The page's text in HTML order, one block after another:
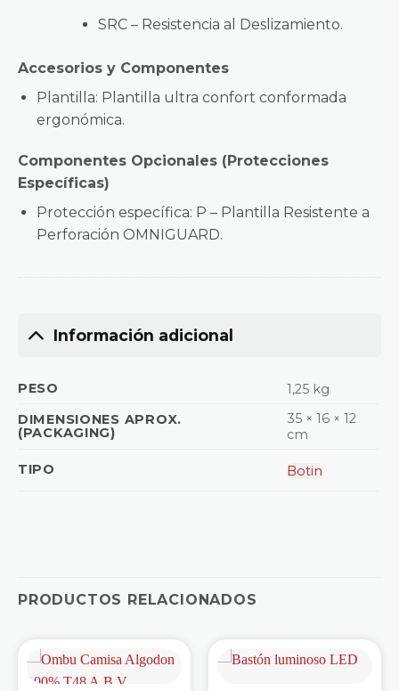
SRC – Resistencia al Deslizamiento.
Accesorios y Componentes
Plantilla: Plantilla ultra confort conformada
ergonómica.
Componentes Opcionales (Protecciones
Específicas)
Protección específica: P – Plantilla Resistente a
Perforación OMNIGUARD.
Información adicional
PESO
1,25 kg
DIMENSIONES APROX.
(PACKAGING)
35 × 16 × 12
cm
TIPO Botin
PRODUCTOS RELACIONADOS